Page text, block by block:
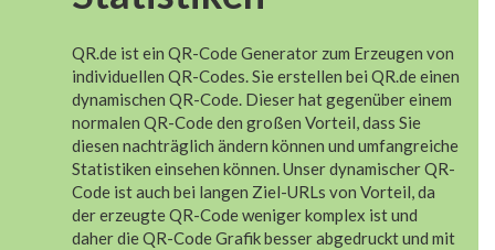
QR.de ist ein QR-Code Generator zum Erzeugen von
individuellen QR-Codes. Sie erstellen bei QR.de einen
dynamischen QR-Code. Dieser hat gegenüber einem
normalen QR-Code den großen Vorteil, dass Sie
diesen nachträglich ändern können und umfangreiche
Statistiken einsehen können. Unser dynamischer QR-
Code ist auch bei langen Ziel-URLs von Vorteil, da
der erzeugte QR-Code weniger komplex ist und
daher die QR-Code Grafik besser abgedruckt und mit